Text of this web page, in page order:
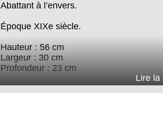
Lire la
Abattant à l’envers.
Époque XIXe siècle.
Hauteur : 56 cm
Largeur : 30 cm
Profondeur : 23 cm